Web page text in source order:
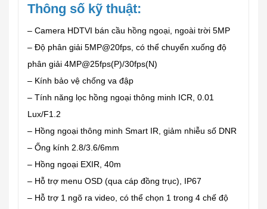
Thông số kỹ thuật:
– Camera HDTVI bán cầu hồng ngoại, ngoài trời 5MP
– Độ phân giải 5MP@20fps, có thể chuyển xuống độ
phân giải 4MP@25fps(P)/30fps(N)
– Kính bảo vệ chống va đập
– Tính năng lọc hồng ngoại thông minh ICR, 0.01
Lux/F1.2
– Hồng ngoại thông minh Smart IR, giảm nhiễu số DNR
– Ống kính 2.8/3.6/6mm
– Hồng ngoại EXIR, 40m
– Hỗ trợ menu OSD (qua cáp đồng trục), IP67
– Hỗ trợ 1 ngõ ra video, có thể chọn 1 trong 4 chế độ